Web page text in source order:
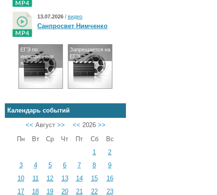
13.07.2026 / видео
Санпросвет Нимченко
ЕГЭ по
иностранным
я...
Запрещается на
ЕГЭ
Календарь событий
<< Август >> << 2026 >>
Пн
Вт Ср Чт Пт Сб
Вс
1
2
3
4 5 6 7 8
9
10
11 12 13 14 15
16
17
18 19 20 21 22 23